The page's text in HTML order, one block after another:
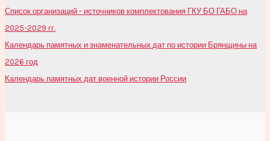
Список организаций - источников комплектования ГКУ БО ГАБО на
2025-2029 гг.
Календарь памятных и знаменательных дат по истории Брянщины на
2026 год
Календарь памятных дат военной истории России